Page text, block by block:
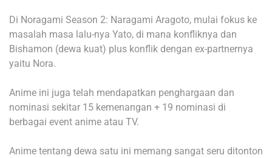
Di Noragami Season 2: Naragami Aragoto, mulai fokus ke
masalah masa lalu-nya Yato, di mana konfliknya dan
Bishamon (dewa kuat) plus konflik dengan ex-partnernya
yaitu Nora.
Anime ini juga telah mendapatkan penghargaan dan
nominasi sekitar 15 kemenangan + 19 nominasi di
berbagai event anime atau TV.
Anime tentang dewa satu ini memang sangat seru ditonton